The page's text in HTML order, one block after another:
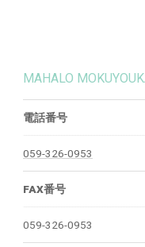
MAHALO
電話番号
059-326-0953
FAX番号
059-326-0953